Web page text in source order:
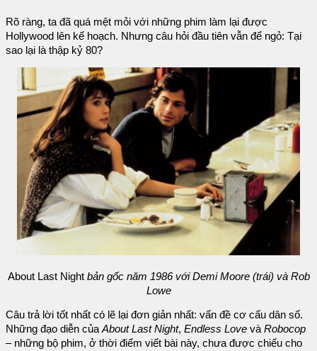
Rõ ràng, ta đã quá mệt mỏi với những phim làm lại được
Hollywood lên kế hoạch. Nhưng câu hỏi đầu tiên vẫn để ngỏ: Tại
sao lại là thập kỷ 80?
About Last Night bản gốc năm 1986 với Demi Moore (trái) và Rob
Lowe
Câu trả lời tốt nhất có lẽ lại đơn giản nhất: vấn đề cơ cấu dân số.
Những đạo diễn củaAbout Last Night, Endless Love vàRobocop
– những bộ phim, ở thời điểm viết bài này, chưa được chiếu cho